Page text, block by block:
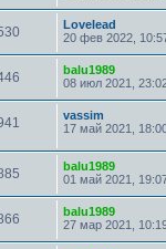
Lovelead
20 фев 2022,
balu1989
08 июл 2021,
vassim
17 май 2021,
balu1989
01 май 2021,
balu1989
27 мар 2021,